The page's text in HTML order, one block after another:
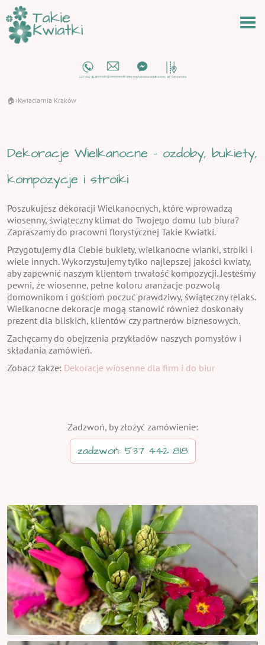
🏠 ›Kwiaciarnia Kraków
Dekoracje Wielkanocne - ozdoby, bukiety,
kompozycje i stroiki
Poszukujesz dekoracji Wielkanocnych, które wprowadzą
wiosenny, świąteczny klimat do Twojego domu lub biura?
Zapraszamy do pracowni florystycznej Takie Kwiatki.
Przygotujemy dla Ciebie bukiety, wielkanocne wianki, stroiki i
wiele innych. Wykorzystujemy tylko najlepszej jakości kwiaty,
aby zapewnić naszym klientom trwałość kompozycji. Jesteśmy
pewni, że wiosenne, pełne koloru aranżacje pozwolą
domownikom i gościom poczuć prawdziwy, świąteczny relaks.
Wielkanocne dekoracje mogą stanowić również doskonały
prezent dla bliskich, klientów czy partnerów biznesowych.
Zachęcamy do obejrzenia przykładów naszych pomysłów i
składania zamówień.
Zobacz także: Dekoracje wiosenne dla firm i do biur
Zadzwoń, by złożyć zamówienie:
zadzwoń: 537 442 818